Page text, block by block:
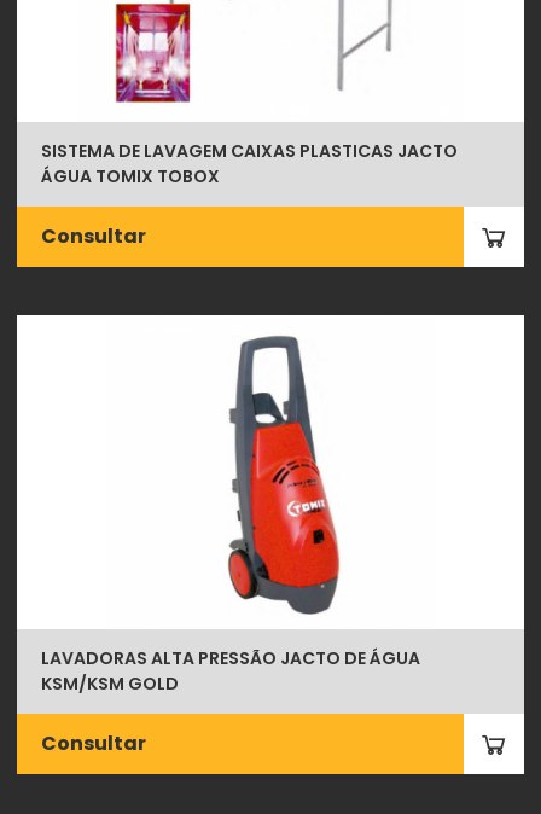
SISTEMA DE LAVAGEM CAIXAS PLASTICAS JACTO
ÁGUA TOMIX TOBOX
Consultar
LAVADORAS ALTA PRESSÃO JACTO DE ÁGUA
KSM/KSM GOLD
Consultar